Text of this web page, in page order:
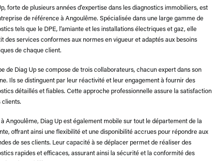
forte de plusieurs années d’expertise dans les diagnostics immobiliers, est
de référence à Angoulême. Spécialisée dans une large gamme de
tels que le DPE, l’amiante et les installations électriques et gaz, elle
des services conformes aux normes en vigueur et adaptés aux besoins
de chaque client.
de Diag Up se compose de trois collaborateurs, chacun expert dans son
Ils se distinguent par leur réactivité et leur engagement à fournir des
détaillés et fiables. Cette approche professionnelle assure la satisfaction
clients.
à Angoulême, Diag Up est également mobile sur tout le département de la
offrant ainsi une flexibilité et une disponibilité accrues pour répondre aux
de ses clients. Leur capacité à se déplacer permet de réaliser des
rapides et efficaces, assurant ainsi la sécurité et la conformité des